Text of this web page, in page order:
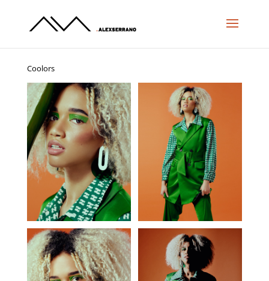
Coolors